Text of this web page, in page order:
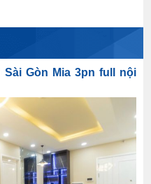
Gòn Mia 3pn full nội